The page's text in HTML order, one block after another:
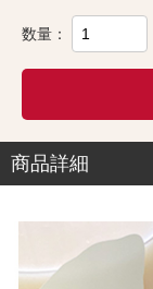
数量：
商品詳細